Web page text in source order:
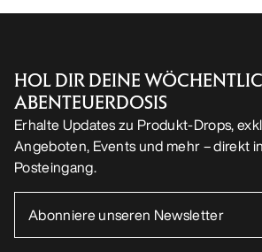
HOL DIR DEINE
ABENTEUERDOSIS
Erhalte Updates zu Produkt-Drops,
Angeboten, Events und mehr – direkt
Posteingang.